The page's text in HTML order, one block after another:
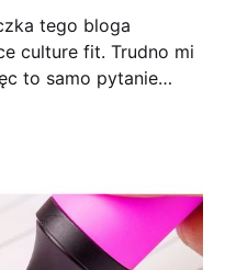
tego bloga
culture fit. Trudno mi
to samo pytanie
względem culture fit? ANIA: Na początku zaznaczę,